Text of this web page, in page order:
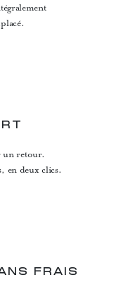
un retour.
en deux clics.
FRAIS